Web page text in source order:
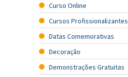
Curso Online
Cursos Profissionalizantes
Datas Comemorativas
Decoração
Demonstrações Gratuitas